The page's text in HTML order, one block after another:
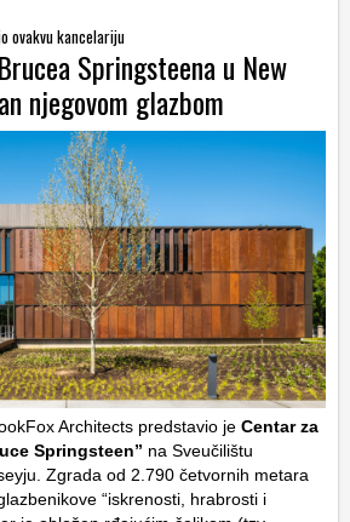
ovakvu kancelariju
Springsteena u New
njegovom glazbom
Architects predstavio je Centar za
Springsteen” na Sveučilištu
Zgrada od 2.790 četvornih metara
“iskrenosti, hrabrosti i